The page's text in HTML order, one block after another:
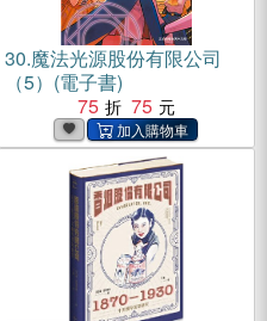
30.魔法光源股份有限公司
（5）(電子書)
75
75